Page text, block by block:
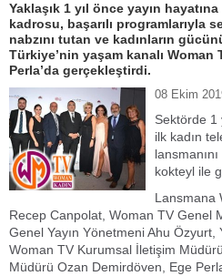
Yaklaşık 1 yıl önce yayın
kadrosu, başarılı programlarıyla
nabzını tutan ve kadınların
Türkiye’nin yaşam kanalı Woman
Perla’da gerçekleştirdi.
08 Ekim
Sektörde 1
ilk kadın
kokteyl ile
Lansmana
Recep Canpolat, Woman TV Genel
Genel Yayın Yönetmeni Ahu Özyurt,
Woman TV Kurumsal İletişim
Müdürü Ozan Demirdöven, Ege